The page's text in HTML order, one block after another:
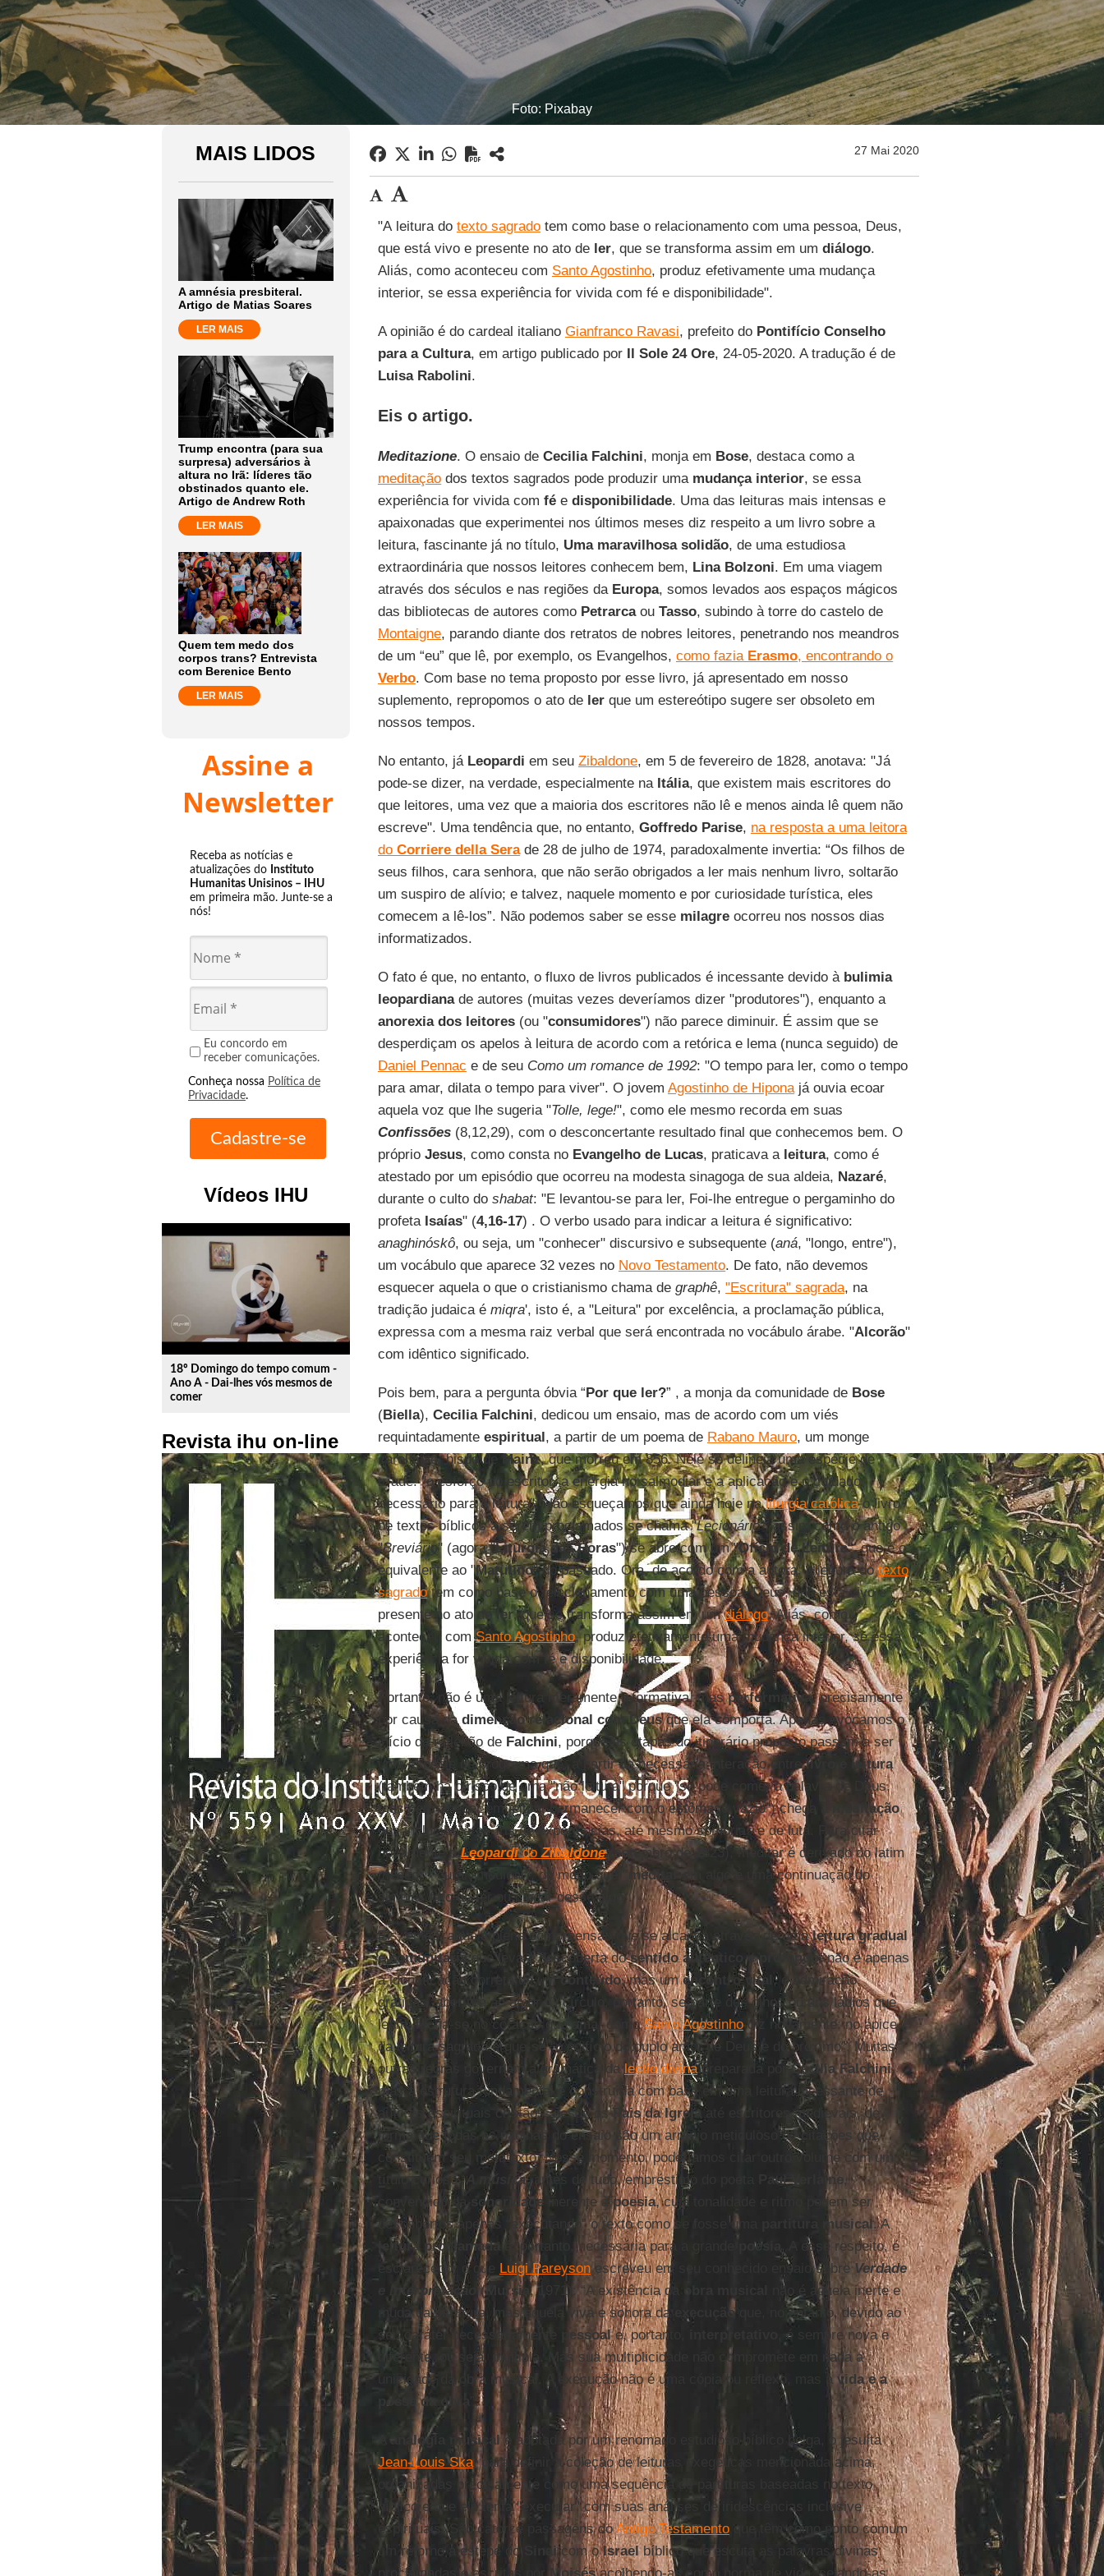
Foto: Pixabay
MAIS LIDOS
A amnésia presbiteral.
Artigo de Matias Soares
LER MAIS
Trump encontra (para sua
surpresa) adversários à
altura no Irã: líderes tão
obstinados quanto ele.
Artigo de Andrew Roth
LER MAIS
Quem tem medo dos
corpos trans? Entrevista
com Berenice Bento
LER MAIS
Assine a
Newsletter
Receba as notícias e
atualizações do Instituto
Humanitas Unisinos – IHU
em primeira mão. Junte-se a
nós!
Eu concordo em
receber comunicações.
Conheça nossa Política de
Privacidade.
Vídeos IHU
play_circle_outline
18º Domingo do tempo comum -
Ano A - Dai-lhes vós mesmos de
comer
Revista ihu on-line
27 Mai 2020
"A leitura do texto sagradotem como base o relacionamento com uma pessoa, Deus,
que está vivo e presente no ato de ler, que se transforma assim em um diálogo.
Aliás, como aconteceu com Santo Agostinho, produz efetivamente uma mudança
interior, se essa experiência for vivida com fé e disponibilidade".
A opinião é do cardeal italiano Gianfranco Ravasi, prefeito do Pontifício Conselho
para a Cultura, em artigo publicado por Il Sole 24 Ore, 24-05-2020. A tradução é de
Luisa Rabolini.
Eis o artigo.
Meditazione. O ensaio de Cecilia Falchini, monja em Bose, destaca como a
meditaçãodos textos sagrados pode produzir uma mudança interior, se essa
experiência for vivida com fée disponibilidade. Uma das leituras mais intensas e
apaixonadas que experimentei nos últimos meses diz respeito a um livro sobre a
leitura, fascinante já no título, Uma maravilhosa solidão, de uma estudiosa
extraordinária que nossos leitores conhecem bem, Lina Bolzoni. Em uma viagem
através dos séculos e nas regiões da Europa, somos levados aos espaços mágicos
das bibliotecas de autores como Petrarcaou Tasso, subindo à torre do castelo de
Montaigne, parando diante dos retratos de nobres leitores, penetrando nos meandros
de um “eu” que lê, por exemplo, os Evangelhos, como fazia Erasmo, encontrando o
Verbo. Com base no tema proposto por esse livro, já apresentado em nosso
suplemento, repropomos o ato de lerque um estereótipo sugere ser obsoleto em
nossos tempos.
No entanto, já Leopardi em seu Zibaldone, em 5 de fevereiro de 1828, anotava: "Já
pode-se dizer, na verdade, especialmente na Itália, que existem mais escritores do
que leitores, uma vez que a maioria dos escritores não lê e menos ainda lê quem não
escreve". Uma tendência que, no entanto, Goffredo Parise, na resposta a uma leitora
do Corriere della Serade 28 de julho de 1974, paradoxalmente invertia: “Os filhos de
seus filhos, cara senhora, que não serão obrigados a ler mais nenhum livro, soltarão
um suspiro de alívio; e talvez, naquele momento e por curiosidade turística, eles
comecem a lê-los”. Não podemos saber se esse milagreocorreu nos nossos dias
informatizados.
O fato é que, no entanto, o fluxo de livros publicados é incessante devido à bulimia
leopardianade autores (muitas vezes deveríamos dizer "produtores"), enquanto a
anorexia dos leitores(ou "consumidores") não parece diminuir. É assim que se
desperdiçam os apelos à leitura de acordo com a retórica e lema (nunca seguido) de
Daniel Pennac e de seu Como um romance de 1992: "O tempo para ler, como o tempo
para amar, dilata o tempo para viver". O jovem Agostinho de Hiponajá ouvia ecoar
aquela voz que lhe sugeria "Tolle, lege!", como ele mesmo recorda em suas
Confissões(8,12,29), com o desconcertante resultado final que conhecemos bem. O
próprio Jesus, como consta no Evangelho de Lucas, praticava a leitura, como é
atestado por um episódio que ocorreu na modesta sinagoga de sua aldeia, Nazaré,
durante o culto do shabat: "E levantou-se para ler, Foi-lhe entregue o pergaminho do
profeta Isaías" (4,16-17) . O verbo usado para indicar a leitura é significativo:
anaghinóskô, ou seja, um "conhecer" discursivo e subsequente (aná, "longo, entre"),
um vocábulo que aparece 32 vezes no Novo Testamento. De fato, não devemos
esquecer aquela o que o cristianismo chama de graphê, "Escritura" sagrada, na
tradição judaica é miqra', isto é, a "Leitura" por excelência, a proclamação pública,
expressa com a mesma raiz verbal que será encontrada no vocábulo árabe. "Alcorão"
com idêntico significado.
Pois bem, para a pergunta óbvia “Por que ler?” , a monja da comunidade de Bose
(Biella), Cecilia Falchini, dedicou um ensaio, mas de acordo com um viés
requintadamente espiritual, a partir de um poema de Rabano Mauro, um monge
carolíngio, bispo de Mainz, que morreu em 856. Nele se delineia uma espécie de
tríade: "o esforço do escritor, a energia no salmodiar e a aplicação e o cuidado
necessário para a leitura". Não esqueçamos que ainda hoje naliturgia católicao livro
de textos bíblicos a serem proclamados se chama "Lecionário", assim como o antigo
"Breviário" (agora "Liturgia das Horas") se abre com um "Ofício de Leitura", que é o
equivalente ao "Matutino" do passado. Ora, de acordo com a autora, a leitura dotexto
sagradotem como base o relacionamento com uma pessoa, Deus, que está vivo e
presente no ato deler, que se transforma assim em umdiálogo. Aliás, como
aconteceu comSanto Agostinho, produz efetivamente uma mudança interior, se essa
experiência for vivida com fé e disponibilidade.
Portanto, não é uma leitura meramente informativa, masperformativa, precisamente
por causa dadimensão relacional com Deusque ela comporta. Apenas evocamos o
início da reflexão de Falchini, porque as etapas do itinerário proposto passam a ser
uma espécie de programa que, a partir da necessária interação entrelivro e leitura
(também há o risco de uma "não leitura" porque "se pode comer a palavra de Deus,
mas permanecer em jejum, permanecer com o estômago vazio") chega à
meditação
que inclui um arco-íris de experiências, até mesmo sombrias e de luta. Para citar
novamente oLeopardidoZibaldone(setembro de 1823), meditar é derivado do latim
medeor, "curar, medicar", de modo que "meditar
em algo é uma continuação do
simples fato de ter ou cuidar desse algo".
Eis, então, aquela plena compreensão que se alcança através de umaleitura gradual
e comunitáriaque leva à descoberta dosentido autêntico e profundo: não é apenas
a identificação correta de umconteúdo, mas umencontro vital , é admiração,
gratidão, abertura ao amor. O círculo, portanto, se parte dos olhos ou dos lábios que
leem, fecha-se no coração que ama, comoSanto Agostinhodiz novamente: no ápice
da leitura sagrada ergue-se "o edifício do duplo amor de Deus e do próximo". Muitas
outras regras governam a gramática dalectio divinapreparada porCecilia Falchini,
mas a estrutura fundamental é construída com base em uma leitura incessante de
autores espirituais cristãos, desde osPais da Igrejaaté escritores medievais, de
forma que todas as páginas do ensaio são um arranjo meticuloso de citações que
constituem seu metatexto. Nesse momento, poderíamos citar outro volume com um
título curioso,A música, antes de tudo, empréstimo do poeta Paul Verlaine,
convencido da
sonoridade inerente àpoesia, cuja tonalidade e ritmo podem ser
descobertos apenas “executando” o texto como se fosse uma
partitura musical. A
leitura proclamada é, portanto, necessária para a grande poesia
. A esse respeito, é
esclarecedor o que Luigi Pareysonescreveu em seu conhecido ensaio sobre Verdade
e Interpretação (Mursia , 1971): “A existência da
não é aquela inerte e
muda da partitura, mas aquela viva e sonora da
execuçãoque, no entanto, devido ao
seu caráter necessariamente
pessoale, portanto,
, é sempre nova e
diferente, ou seja, múltipla. Mas sua multiplicidade não compromete em nada a
unicidade da obra musical. A execução não é uma cópia ou reflexo, mas a vida e a
posse da obra
”.
analogia musicalé adotada por um renomado estudioso bíblico belga, o jesuíta
Jean-Louis Ska, para definir a coleção de leituras exegéticas mencionada acima,
organizadas precisamente como uma sequência de partituras baseadas no texto
bíblico e que ele tenta "executar" com suas análises de iridescências inclusive
espirituais. São catorze passagens doAntigo Testamentoque têm como ponto comum
um retorno a estepe do
Sinaicom oIsraelbíblico que escuta as palavras divinas